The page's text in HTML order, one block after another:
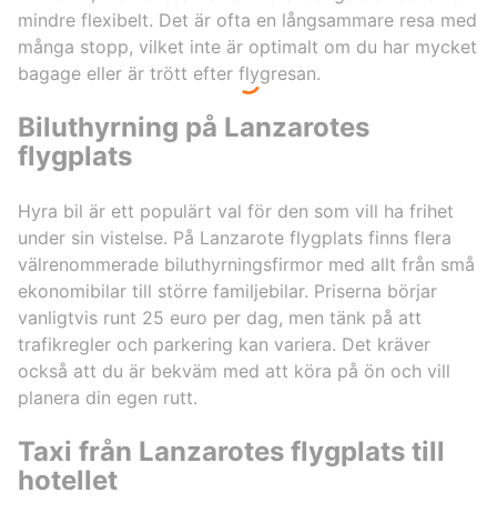
mindre flexibelt. Det är ofta en långsammare resa med
många stopp, vilket inte är optimalt om du har mycket
bagage eller är trött efter flygresan.
Biluthyrning på Lanzarotes
flygplats
Hyra bil är ett populärt val för den som vill ha frihet
under sin vistelse. På Lanzarote flygplats finns flera
välrenommerade biluthyrningsfirmor med allt från små
ekonomibilar till större familjebilar. Priserna börjar
vanligtvis runt 25 euro per dag, men tänk på att
trafikregler och parkering kan variera. Det kräver
också att du är bekväm med att köra på ön och vill
planera din egen rutt.
Taxi från Lanzarotes flygplats till
hotellet